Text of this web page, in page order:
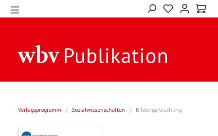
Verlagsprogramm / Sozialwissenschaften / Bildungsforschung